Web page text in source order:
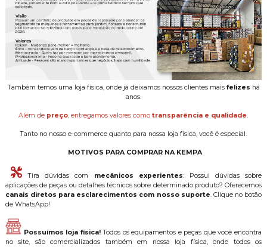
Também temos uma loja física, onde já deixamos nossos clientes mais felizes há
anos.
Além de preço, entregamos valores comotransparência e qualidade.
Tanto no nosso e-commerce quanto para nossa loja física, você é especial.
MOTIVOS PARA COMPRAR NA KEMPA
Tira dúvidas com mecânicos experientes: Possui dúvidas sobre
aplicações de peças ou detalhes técnicos sobre determinado produto? Oferecemos
canais diretos para esclarecimentos com nosso suporte. Clique no botão
de WhatsApp!
Possuímos loja física!Todos os equipamentos e peças que você encontra
no site, são comercializados também em nossa loja física, onde todos os